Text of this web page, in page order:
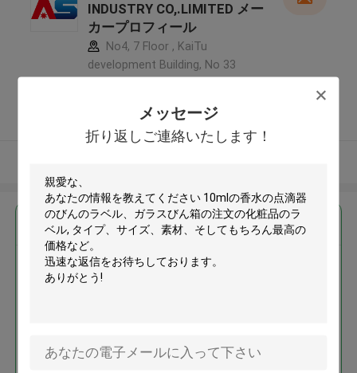
メッセージ
折り返しご連絡いたします！
INDUSTRY CO,.LIMITED メー
カープロフィール
No4, 7 Floor , KaiTu
development Building, No 33
確認された製造者
最高の価格で
10mlの香水の点滴器のびんのラ